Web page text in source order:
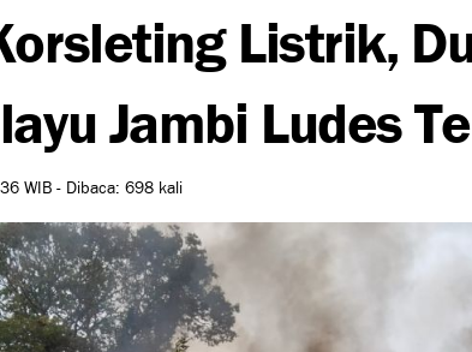
Listrik,
Jambi Ludes
WIB - Dibaca: 698 kali